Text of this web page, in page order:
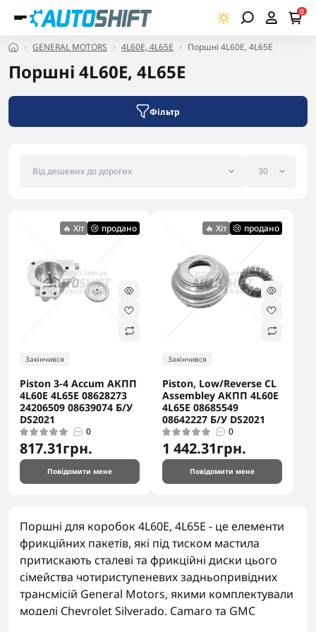
0
GENERAL MOTORS 4L60E, 4L65E Поршні 4L60E, 4L65E
Поршні 4L60E, 4L65E
Фільтр
🔥 Хіт 😢 продано
Закінчився
Piston 3-4 Accum АКПП
4L60E 4L65E 08628273
24206509 08639074 Б/У
DS2021
0
817.31грн.
Повідомити мене
🔥 Хіт 😢 продано
Закінчився
Piston, Low/Reverse CL
Assembley АКПП 4L60E
4L65E 08685549
08642227 Б/У DS2021
0
1 442.31грн.
Повідомити мене
Поршні для коробок 4L60E, 4L65E - це елементи
фрикційних пакетів, які під тиском мастила
притискають сталеві та фрикційні диски цього
сімейства чотириступеневих задньопривідних
трансмісій General Motors, якими комплектували
моделі Chevrolet Silverado, Camaro та GMC